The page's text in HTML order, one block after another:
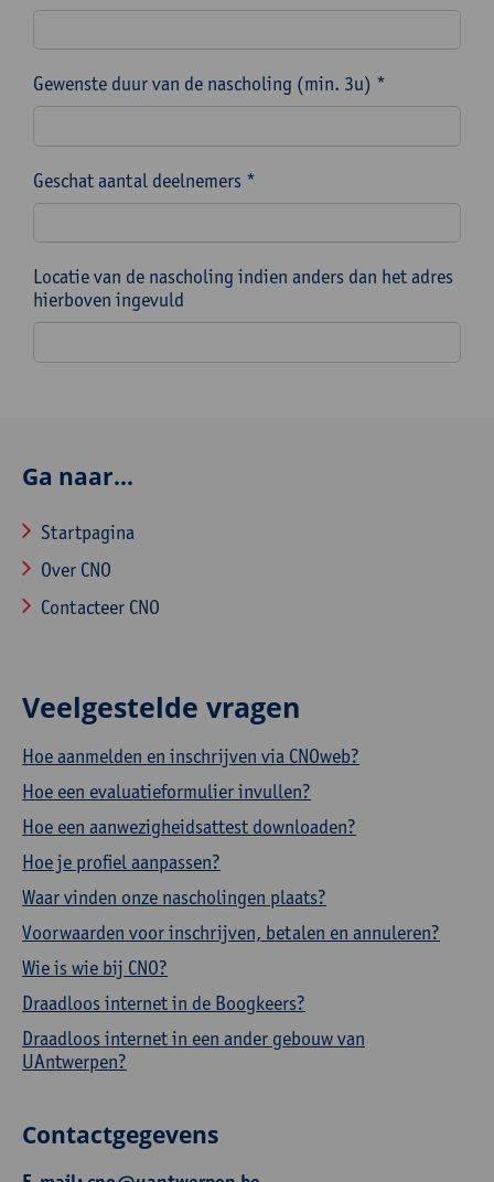
Gewenste duur van de nascholing (min. 3u) *
Geschat aantal deelnemers *
Locatie van de nascholing indien anders dan het adres
hierboven ingevuld
Ga naar...
Startpagina
Over CNO
Contacteer CNO
Veelgestelde vragen
Hoe aanmelden en inschrijven via CNOweb?
Hoe een evaluatieformulier invullen?
Hoe een aanwezigheidsattest downloaden?
Hoe je profiel aanpassen?
Waar vinden onze nascholingen plaats?
Voorwaarden voor inschrijven, betalen en annuleren?
Wie is wie bij CNO?
Draadloos internet in de Boogkeers?
Draadloos internet in een ander gebouw van
UAntwerpen?
Contactgegevens